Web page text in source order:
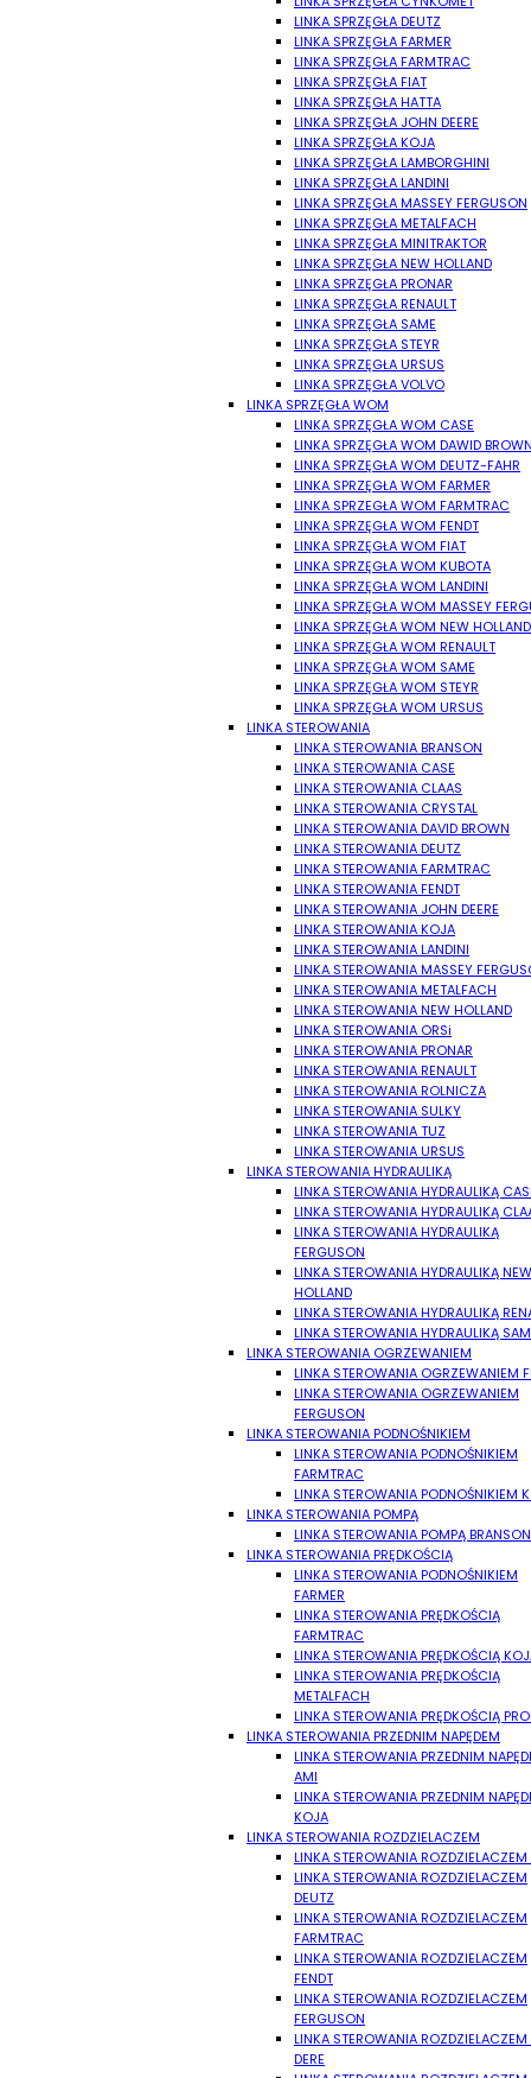
LINKA SPRZĘGŁA DEUTZ
LINKA SPRZĘGŁA FARMER
LINKA SPRZĘGŁA FARMTRAC
LINKA SPRZĘGŁA FIAT
LINKA SPRZĘGŁA HATTA
LINKA SPRZĘGŁA JOHN DEERE
LINKA SPRZĘGŁA KOJA
LINKA SPRZĘGŁA LAMBORGHINI
LINKA SPRZĘGŁA LANDINI
LINKA SPRZĘGŁA MASSEY FERGUSON
LINKA SPRZĘGŁA METALFACH
LINKA SPRZĘGŁA MINITRAKTOR
LINKA SPRZĘGŁA NEW HOLLAND
LINKA SPRZĘGŁA PRONAR
LINKA SPRZĘGŁA RENAULT
LINKA SPRZĘGŁA SAME
LINKA SPRZĘGŁA STEYR
LINKA SPRZĘGŁA URSUS
LINKA SPRZĘGŁA VOLVO
LINKA SPRZĘGŁA WOM
LINKA SPRZĘGŁA WOM CASE
LINKA SPRZĘGŁA WOM DAWID
LINKA SPRZĘGŁA WOM DEUTZ-FAHR
LINKA SPRZĘGŁA WOM FARMER
LINKA SPRZEGŁA WOM FARMTRAC
LINKA SPRZĘGŁA WOM FENDT
LINKA SPRZĘGŁA WOM FIAT
LINKA SPRZĘGŁA WOM KUBOTA
LINKA SPRZĘGŁA WOM LANDINI
LINKA SPRZĘGŁA WOM MASSEY
LINKA SPRZĘGŁA WOM NEW HOLLAND
LINKA SPRZĘGŁA WOM RENAULT
LINKA SPRZĘGŁA WOM SAME
LINKA SPRZĘGŁA WOM STEYR
LINKA SPRZĘGŁA WOM URSUS
LINKA STEROWANIA
LINKA STEROWANIA BRANSON
LINKA STEROWANIA CASE
LINKA STEROWANIA CLAAS
LINKA STEROWANIA CRYSTAL
LINKA STEROWANIA DAVID BROWN
LINKA STEROWANIA DEUTZ
LINKA STEROWANIA FARMTRAC
LINKA STEROWANIA FENDT
LINKA STEROWANIA JOHN DEERE
LINKA STEROWANIA KOJA
LINKA STEROWANIA LANDINI
LINKA STEROWANIA MASSEY
LINKA STEROWANIA METALFACH
LINKA STEROWANIA NEW HOLLAND
LINKA STEROWANIA ORSi
LINKA STEROWANIA PRONAR
LINKA STEROWANIA RENAULT
LINKA STEROWANIA ROLNICZA
LINKA STEROWANIA SULKY
LINKA STEROWANIA TUZ
LINKA STEROWANIA URSUS
LINKA STEROWANIA HYDRAULIKĄ
LINKA STEROWANIA HYDRAULIKĄ
LINKA STEROWANIA HYDRAULIKĄ
LINKA STEROWANIA HYDRAULIKĄ
FERGUSON
LINKA STEROWANIA HYDRAULIKĄ NEW
HOLLAND
LINKA STEROWANIA HYDRAULIKĄ
LINKA STEROWANIA HYDRAULIKĄ
LINKA STEROWANIA OGRZEWANIEM
LINKA STEROWANIA OGRZEWANIEM
LINKA STEROWANIA OGRZEWANIEM
FERGUSON
LINKA STEROWANIA PODNOŚNIKIEM
LINKA STEROWANIA PODNOŚNIKIEM
FARMTRAC
LINKA STEROWANIA PODNOŚNIKIEM
LINKA STEROWANIA POMPĄ
LINKA STEROWANIA POMPĄ BRANSON
LINKA STEROWANIA PRĘDKOŚCIĄ
LINKA STEROWANIA PODNOŚNIKIEM
FARMER
LINKA STEROWANIA PRĘDKOŚCIĄ
FARMTRAC
LINKA STEROWANIA PRĘDKOŚCIĄ
LINKA STEROWANIA PRĘDKOŚCIĄ
METALFACH
LINKA STEROWANIA PRĘDKOŚCIĄ
LINKA STEROWANIA PRZEDNIM NAPĘDEM
LINKA STEROWANIA PRZEDNIM
AMI
LINKA STEROWANIA PRZEDNIM
KOJA
LINKA STEROWANIA ROZDZIELACZEM
LINKA STEROWANIA
LINKA STEROWANIA ROZDZIELACZEM
DEUTZ
LINKA STEROWANIA ROZDZIELACZEM
FARMTRAC
LINKA STEROWANIA ROZDZIELACZEM
FENDT
LINKA STEROWANIA ROZDZIELACZEM
FERGUSON
LINKA STEROWANIA
DERE